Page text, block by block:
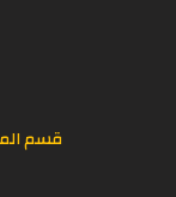
قسم